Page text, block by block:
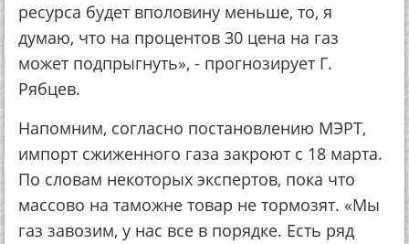
ресурса будет вполовину меньше, то, я
думаю, что на процентов 30 цена на газ
может подпрыгнуть», - прогнозирует Г.
Рябцев.
Напомним, согласно постановлению МЭРТ,
импорт сжиженного газа закроют с 18 марта.
По словам некоторых экспертов, пока что
массово на таможне товар не тормозят. «Мы
газ завозим, у нас все в порядке. Есть ряд